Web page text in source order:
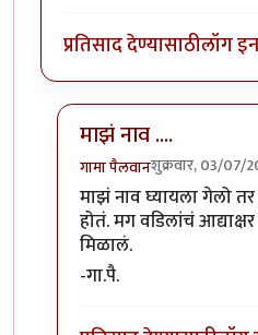
प्रतिसाद देण्यासाठीलॉग
माझं नाव ....
गामा पैलवानशुक्रवार, 03/07/
In reply toवाट्सप
माझं नाव घ्यायला गेलो
होतं. मग वडिलांचं
मिळालं.
-गा.पै.